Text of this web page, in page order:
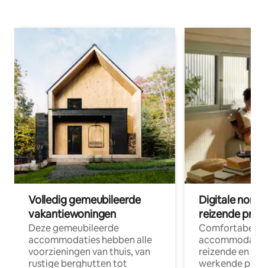
Volledig gemeubileerde
vakantiewoningen
Deze gemeubileerde
accommodaties hebben alle
voorzieningen van thuis, van
rustige berghutten tot
Digitale
reizende
Comfortabele
reizende en
werkende